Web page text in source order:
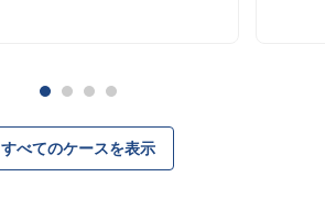
すべてのケースを表示